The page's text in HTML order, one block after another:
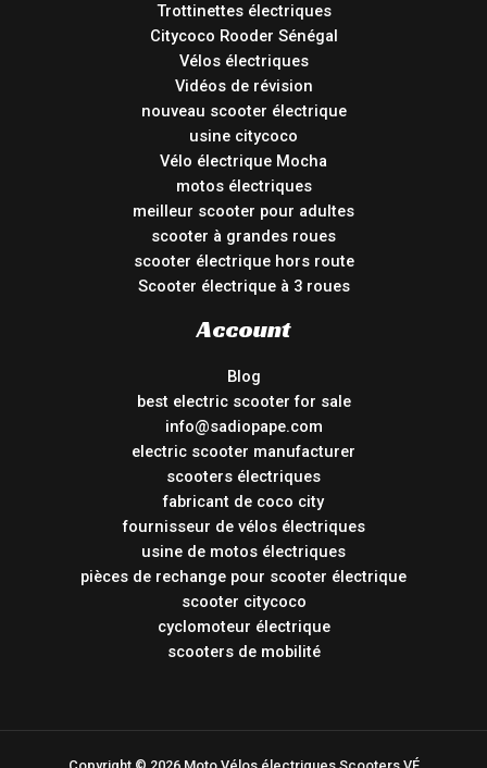
Trottinettes électriques
Citycoco Rooder Sénégal
Vélos électriques
Vidéos de révision
nouveau scooter électrique
usine citycoco
Vélo électrique Mocha
motos électriques
meilleur scooter pour adultes
scooter à grandes roues
scooter électrique hors route
Scooter électrique à 3 roues
Account
Blog
best electric scooter for sale
info@sadiopape.com
electric scooter manufacturer
scooters électriques
fabricant de coco city
fournisseur de vélos électriques
usine de motos électriques
pièces de rechange pour scooter électrique
scooter citycoco
cyclomoteur électrique
scooters de mobilité